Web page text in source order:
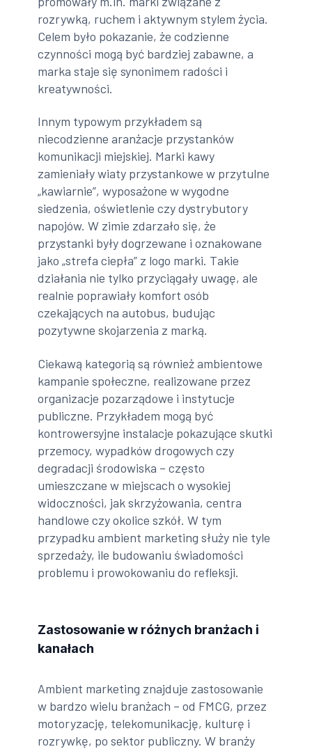
rozrywką, ruchem i aktywnym stylem życia.
Celem było pokazanie, że codzienne
czynności mogą być bardziej zabawne, a
marka staje się synonimem radości i
kreatywności.
Innym typowym przykładem są
niecodzienne aranżacje przystanków
komunikacji miejskiej. Marki kawy
zamieniały wiaty przystankowe w przytulne
„kawiarnie”, wyposażone w wygodne
siedzenia, oświetlenie czy dystrybutory
napojów. W zimie zdarzało się, że
przystanki były dogrzewane i oznakowane
jako „strefa ciepła” z logo marki. Takie
działania nie tylko przyciągały uwagę, ale
realnie poprawiały komfort osób
czekających na autobus, budując
pozytywne skojarzenia z marką.
Ciekawą kategorią są również ambientowe
kampanie społeczne, realizowane przez
organizacje pozarządowe i instytucje
publiczne. Przykładem mogą być
kontrowersyjne instalacje pokazujące skutki
przemocy, wypadków drogowych czy
degradacji środowiska – często
umieszczane w miejscach o wysokiej
widoczności, jak skrzyżowania, centra
handlowe czy okolice szkół. W tym
przypadku ambient marketing służy nie tyle
sprzedaży, ile budowaniu świadomości
problemu i prowokowaniu do refleksji.
Zastosowanie w różnych branżach i
kanałach
Ambient marketing znajduje zastosowanie
w bardzo wielu branżach – od FMCG, przez
motoryzację, telekomunikację, kulturę i
rozrywkę, po sektor publiczny. W branży